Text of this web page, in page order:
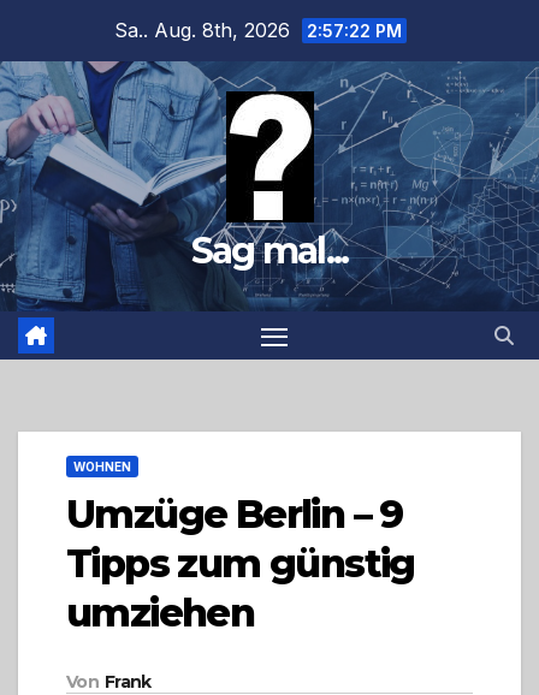
springen
Sa.. Aug. 8th, 2026 2:57:23 PM
Sag mal...
WOHNEN
Umzüge Berlin – 9
Tipps zum günstig
umziehen
Von Frank